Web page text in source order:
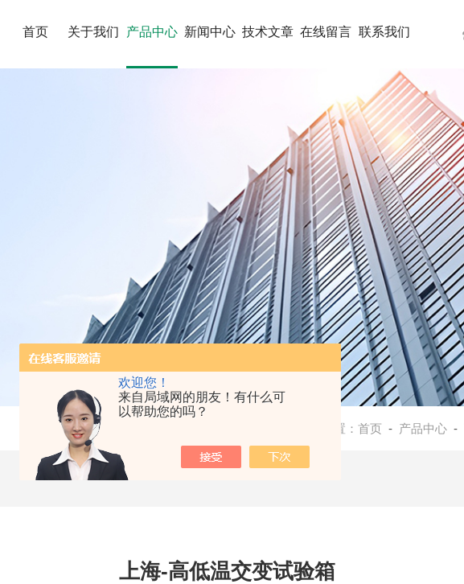
欢迎您！
来自局域网的朋友！有什么可
以帮助您的吗？
首页 关于我们 产品中心 新闻中心 技术文章 在线留言 联系我们
当前位置： 首页 - 产品中心 -
上海-高低温交变试验箱